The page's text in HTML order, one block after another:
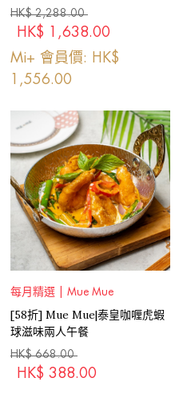
HK$ 2,288.00
HK$ 1,638.00
Mi+ 會員價: HK$
1,556.00
每月精選 | Mue Mue
[58折] Mue Mue|泰皇咖喱虎蝦
球滋味兩人午餐
HK$ 668.00
HK$ 388.00